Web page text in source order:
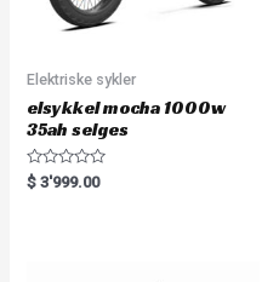
Elektriske sykler
elsykkel mocha 1000w
35ah selges
R
a
$ 3'999.00